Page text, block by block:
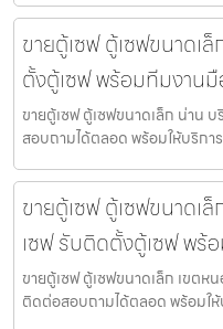
ขายตู้เซฟ ตู้เซฟขนาดเ
ตั้งตู้เซฟ พร้อมทีมงาน
ขายตู้เซฟ ตู้เซฟขนาดเล็ก น่าน
สอบถามได้ตลอด พร้อมให้บริกา
ขายตู้เซฟ ตู้เซฟขนาดเ
เซฟ รับติดตั้งตู้เซฟ พร้
ขายตู้เซฟ ตู้เซฟขนาดเล็ก เขต
ติดต่อสอบถามได้ตลอด พร้อมให้